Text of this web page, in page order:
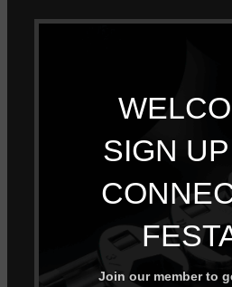
SIGN
Join our member to
原物料控管
Festar經過長期的產品測試發現
必須從最源頭也就是原物料來
18日起, Festar 開始自己採買原
並且皆是與台灣中鋼採買